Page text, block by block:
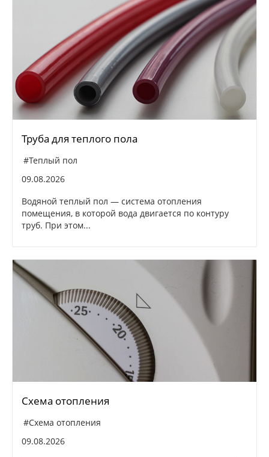
Труба для теплого пола
#Теплый пол
09.08.2026
Водяной теплый пол — система отопления
помещения, в которой вода двигается по контуру
труб. При этом...
Схема отопления
#Схема отопления
09.08.2026